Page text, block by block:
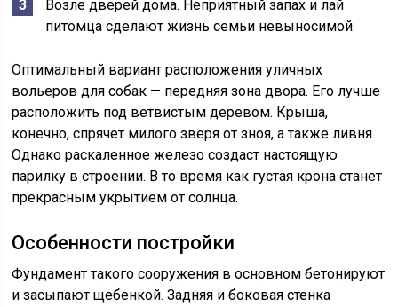
Возле дверей дома. Неприятный запах и лай
питомца сделают жизнь семьи невыносимой.
Оптимальный вариант расположения уличных
вольеров для собак — передняя зона двора. Его лучше
расположить под ветвистым деревом. Крыша,
конечно, спрячет милого зверя от зноя, а также ливня.
Однако раскаленное железо создаст настоящую
парилку в строении. В то время как густая крона станет
прекрасным укрытием от солнца.
Особенности постройки
Фундамент такого сооружения в основном бетонируют
и засыпают щебенкой. Задняя и боковая стенка